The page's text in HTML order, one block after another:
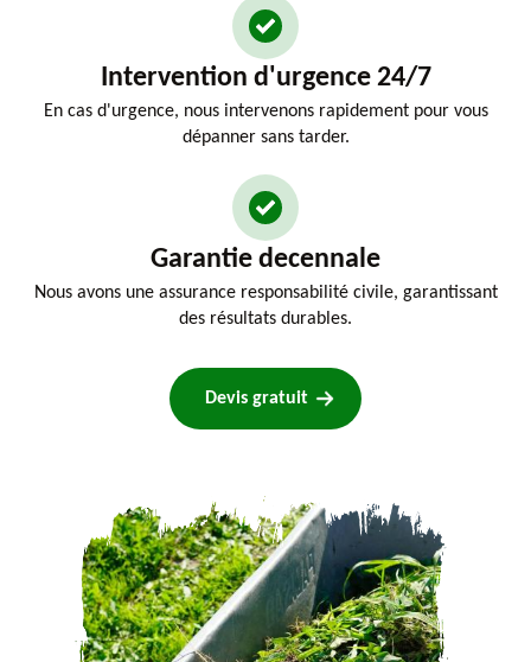
Intervention d'urgence 24/7
En cas d'urgence, nous intervenons rapidement pour vous
dépanner sans tarder.
Garantie decennale
Nous avons une assurance responsabilité civile, garantissant
des résultats durables.
Devis gratuit